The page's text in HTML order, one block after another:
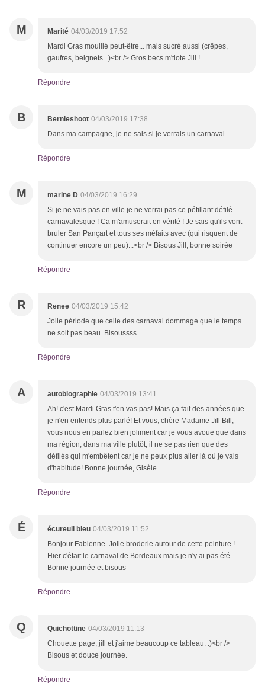
M Marité 04/03/2019 17:52
Mardi Gras mouillé peut-être... mais sucré aussi (crêpes,
gaufres, beignets...)<br /> Gros becs m'tiote Jill !
Répondre
B Bernieshoot 04/03/2019 17:38
Dans ma campagne, je ne sais si je verrais un carnaval...
Répondre
M marine D 04/03/2019 16:29
Si je ne vais pas en ville je ne verrai pas ce pétillant défilé
carnavalesque ! Ca m'amuserait en vérité ! Je sais qu'ils vont
bruler San Pançart et tous ses méfaits avec (qui risquent de
continuer encore un peu)...<br /> Bisous Jill, bonne soirée
Répondre
R Renee 04/03/2019 15:42
Jolie période que celle des carnaval dommage que le temps
ne soit pas beau. Bisoussss
Répondre
A autobiographie 04/03/2019 13:41
Ah! c'est Mardi Gras t'en vas pas! Mais ça fait des années que
je n'en entends plus parlé! Et vous, chère Madame Jill Bill,
vous nous en parlez bien joliment car je vous avoue que dans
ma région, dans ma ville plutôt, il ne se pas rien que des
défilés qui m'embêtent car je ne peux plus aller là où je vais
d'habitude! Bonne journée, Gisèle
Répondre
É écureuil bleu 04/03/2019 11:52
Bonjour Fabienne. Jolie broderie autour de cette peinture !
Hier c'était le carnaval de Bordeaux mais je n'y ai pas été.
Bonne journée et bisous
Répondre
Q Quichottine 04/03/2019 11:13
Chouette page, jill et j'aime beaucoup ce tableau. :)<br />
Bisous et douce journée.
Répondre